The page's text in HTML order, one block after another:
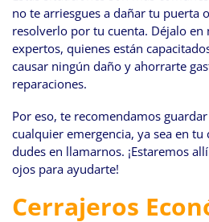
no te arriesgues a dañar tu puerta
resolverlo por tu cuenta. Déjalo en
expertos, quienes están
causar ningún daño y ahorrarte
reparaciones.
Por eso, te recomendamos
cualquier emergencia, ya sea en
dudes en llamarnos. ¡Estaremos
ojos para ayudarte!
Cerrajeros